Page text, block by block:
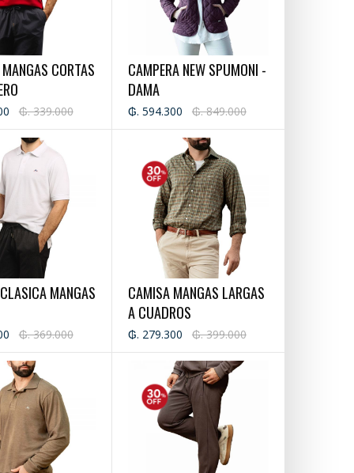
CORTAS
₲. 339.000
CAMPERA NEW SPUMONI -
DAMA
₲. 594.300 ₲. 849.000
MANGAS
₲. 369.000
CAMISA MANGAS LARGAS
A CUADROS
₲. 279.300 ₲. 399.000